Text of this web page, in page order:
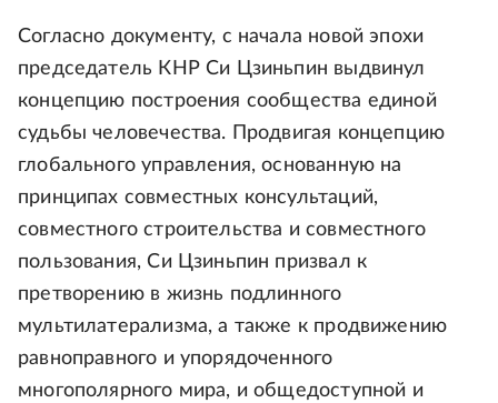
Согласно документу, с начала новой эпохи
председатель КНР Си Цзиньпин выдвинул
концепцию построения сообщества единой
судьбы человечества. Продвигая концепцию
глобального управления, основанную на
принципах совместных консультаций,
совместного строительства и совместного
пользования, Си Цзиньпин призвал к
претворению в жизнь подлинного
мультилатерализма, а также к продвижению
равноправного и упорядоченного
многополярного мира, и общедоступной и